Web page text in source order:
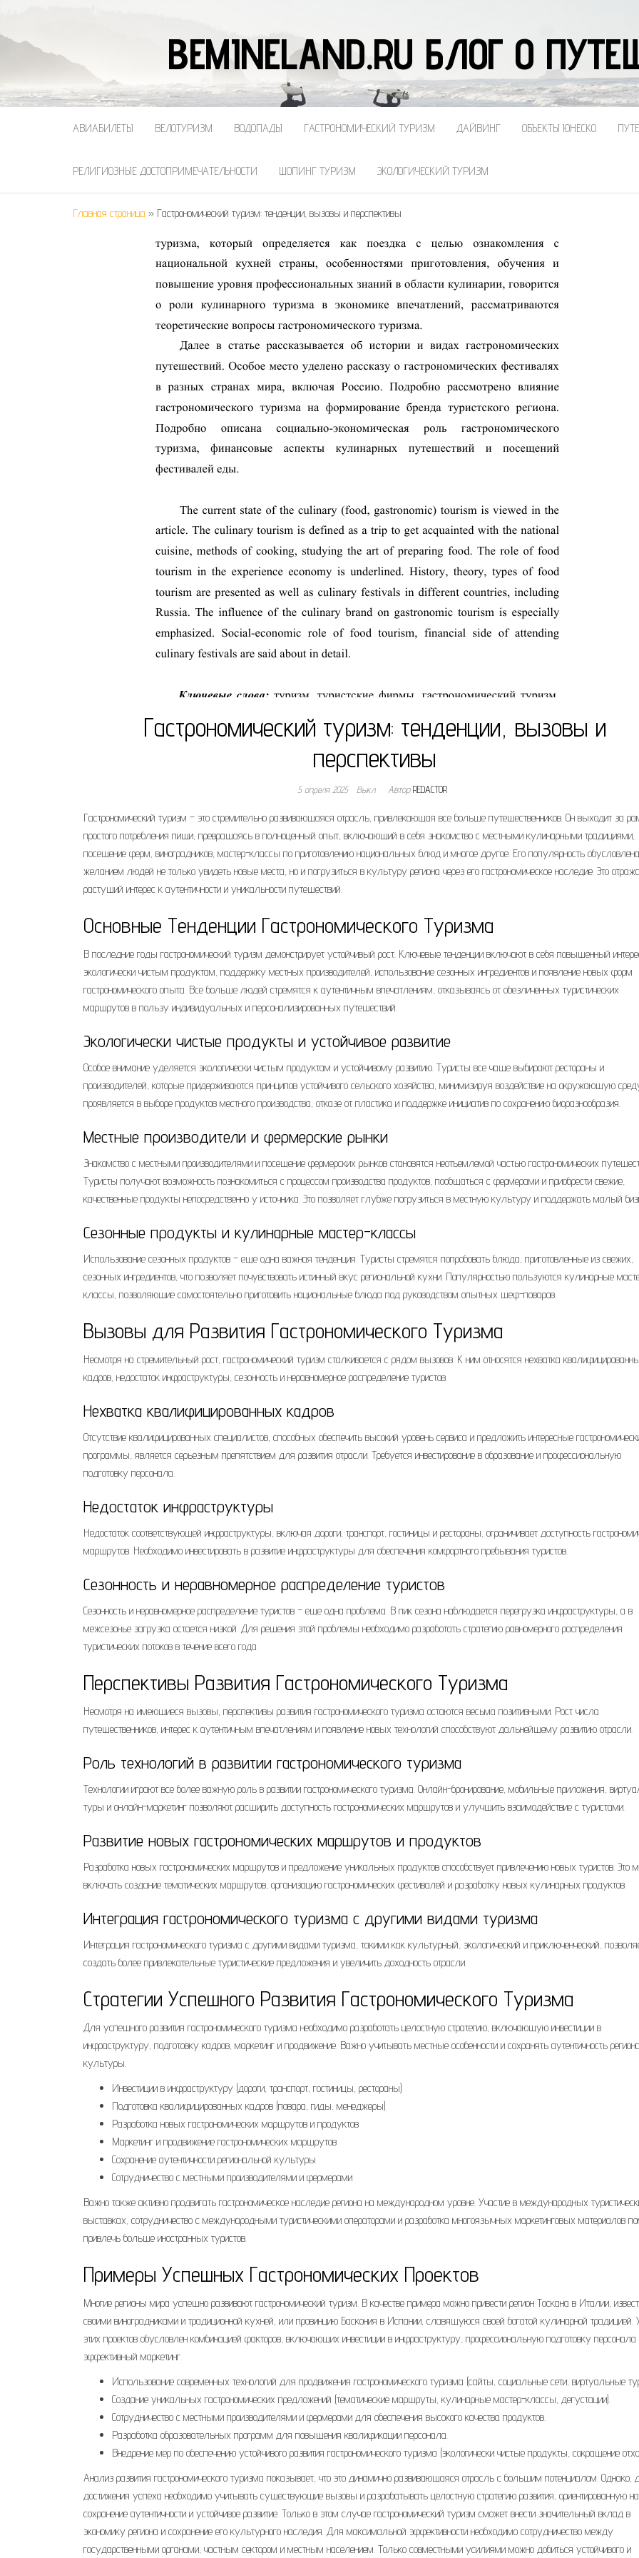
BEMINELAND.RU БЛОГ О
АВИАБИЛЕТЫ ВЕЛОТУРИЗМ ВОДОПАДЫ ГАСТРОНОМИЧЕСКИЙ ТУРИЗМ ДАЙВИНГ ОБЪЕКТЫ ЮНЕСКО
РЕЛИГИОЗНЫЕ ДОСТОПРИМЕЧАТЕЛЬНОСТИ ШОПИНГ ТУРИЗМ ЭКОЛОГИЧЕСКИЙ ТУРИЗМ
Главная страница » Гастрономический туризм: тенденции, вызовы и перспективы
Гастрономический туризм: тенденции, вызовы и
перспективы
5 апреля 2025 Выкл. АвторREDACTOR
Гастрономический туризм – это стремительно развивающаяся отрасль, привлекающая все больше путешественников. Он выходит за
простого потребления пищи, превращаясь в полноценный опыт, включающий в себя знакомство с местными кулинарными традициями,
посещение ферм, виноградников, мастер-классы по приготовлению национальных блюд и многое другое. Его популярность обусловлена
желанием людей не только увидеть новые места, но и погрузиться в культуру региона через его гастрономическое наследие. Это
растущий интерес к аутентичности и уникальности путешествий.
Основные Тенденции Гастрономического Туризма
В последние годы гастрономический туризм демонстрирует устойчивый рост. Ключевые тенденции включают в себя повышенный
экологически чистым продуктам, поддержку местных производителей, использование сезонных ингредиентов и появление новых форм
гастрономического опыта. Все больше людей стремятся к аутентичным впечатлениям, отказываясь от обезличенных туристических
маршрутов в пользу индивидуальных и персонализированных путешествий.
Экологически чистые продукты и устойчивое развитие
Особое внимание уделяется экологически чистым продуктам и устойчивому развитию. Туристы все чаще выбирают рестораны и
производителей, которые придерживаются принципов устойчивого сельского хозяйства, минимизируя воздействие на окружающую
проявляется в выборе продуктов местного производства, отказе от пластика и поддержке инициатив по сохранению биоразнообразия.
Местные производители и фермерские рынки
Знакомство с местными производителями и посещение фермерских рынков становятся неотъемлемой частью гастрономических
Туристы получают возможность познакомиться с процессом производства продуктов, пообщаться с фермерами и приобрести свежие,
качественные продукты непосредственно у источника. Это позволяет глубже погрузиться в местную культуру и поддержать малый
Сезонные продукты и кулинарные мастер-классы
Использование сезонных продуктов – еще одна важная тенденция. Туристы стремятся попробовать блюда, приготовленные из свежих,
сезонных ингредиентов, что позволяет почувствовать истинный вкус региональной кухни. Популярностью пользуются кулинарные
классы, позволяющие самостоятельно приготовить национальные блюда под руководством опытных шеф-поваров.
Вызовы для Развития Гастрономического Туризма
Несмотря на стремительный рост, гастрономический туризм сталкивается с рядом вызовов. К ним относятся нехватка
кадров, недостаток инфраструктуры, сезонность и неравномерное распределение туристов.
Нехватка квалифицированных кадров
Отсутствие квалифицированных специалистов, способных обеспечить высокий уровень сервиса и предложить интересные
программы, является серьезным препятствием для развития отрасли. Требуется инвестирование в образование и профессиональную
подготовку персонала.
Недостаток инфраструктуры
Недостаток соответствующей инфраструктуры, включая дороги, транспорт, гостиницы и рестораны, ограничивает доступность
маршрутов. Необходимо инвестировать в развитие инфраструктуры для обеспечения комфортного пребывания туристов.
Сезонность и неравномерное распределение туристов
Сезонность и неравномерное распределение туристов – еще одна проблема. В пик сезона наблюдается перегрузка инфраструктуры, а в
межсезонье загрузка остается низкой. Для решения этой проблемы необходимо разработать стратегию равномерного распределения
туристических потоков в течение всего года.
Перспективы Развития Гастрономического Туризма
Несмотря на имеющиеся вызовы, перспективы развития гастрономического туризма остаются весьма позитивными. Рост числа
путешественников, интерес к аутентичным впечатлениям и появление новых технологий способствуют дальнейшему развитию отрасли.
Роль технологий в развитии гастрономического туризма
Технологии играют все более важную роль в развитии гастрономического туризма. Онлайн-бронирование, мобильные приложения,
туры и онлайн-маркетинг позволяют расширить доступность гастрономических маршрутов и улучшить взаимодействие с туристами.
Развитие новых гастрономических маршрутов и продуктов
Разработка новых гастрономических маршрутов и предложение уникальных продуктов способствует привлечению новых туристов. Это
включать создание тематических маршрутов, организацию гастрономических фестивалей и разработку новых кулинарных продуктов.
Интеграция гастрономического туризма с другими видами туризма
Интеграция гастрономического туризма с другими видами туризма, такими как культурный, экологический и приключенческий,
создать более привлекательные туристические предложения и увеличить доходность отрасли.
Стратегии Успешного Развития Гастрономического Туризма
Для успешного развития гастрономического туризма необходимо разработать целостную стратегию, включающую инвестиции в
инфраструктуру, подготовку кадров, маркетинг и продвижение. Важно учитывать местные особенности и сохранять аутентичность
культуры.
Инвестиции в инфраструктуру (дороги, транспорт, гостиницы, рестораны)
Подготовка квалифицированных кадров (повара, гиды, менеджеры)
Разработка новых гастрономических маршрутов и продуктов
Маркетинг и продвижение гастрономических маршрутов
Сохранение аутентичности региональной культуры
Сотрудничество с местными производителями и фермерами
Важно также активно продвигать гастрономическое наследие региона на международном уровне. Участие в международных
выставках, сотрудничество с международными туристическими операторами и разработка многоязычных маркетинговых материалов
привлечь больше иностранных туристов.
Примеры Успешных Гастрономических Проектов
Многие регионы мира успешно развивают гастрономический туризм. В качестве примера можно привести регион Тоскана в Италии,
своими виноградниками и традиционной кухней, или провинцию Баскония в Испании, славящуюся своей богатой кулинарной традицией.
этих проектов обусловлен комбинацией факторов, включающих инвестиции в инфраструктуру, профессиональную подготовку персонала
эффективный маркетинг.
Использование современных технологий для продвижения гастрономического туризма (сайты, социальные сети, виртуальные
Создание уникальных гастрономических предложений (тематические маршруты, кулинарные мастер-классы, дегустации).
Сотрудничество с местными производителями и фермерами для обеспечения высокого качества продуктов.
Разработка образовательных программ для повышения квалификации персонала.
Внедрение мер по обеспечению устойчивого развития гастрономического туризма (экологически чистые продукты, сокращение
Анализ развития гастрономического туризма показывает, что это динамично развивающаяся отрасль с большим потенциалом. Однако,
достижения успеха необходимо учитывать существующие вызовы и разрабатывать целостную стратегию развития, ориентированную на
сохранение аутентичности и устойчивое развитие. Только в этом случае гастрономический туризм сможет внести значительный вклад в
экономику региона и сохранение его культурного наследия. Для максимальной эффективности необходимо сотрудничество между
государственными органами, частным сектором и местным населением. Только совместными усилиями можно добиться устойчивого и